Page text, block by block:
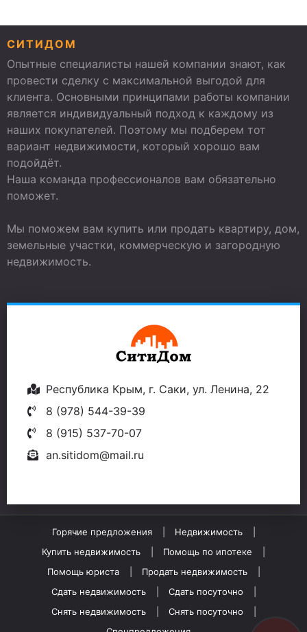
СИТИДОМ
Опытные специалисты нашей компании знают, как
провести сделку с максимальной выгодой для
клиента. Основными принципами работы компании
является индивидуальный подход к каждому из
наших покупателей. Поэтому мы подберем тот
вариант недвижимости, который хорошо вам
подойдёт.
Наша команда профессионалов вам обязательно
поможет.
Мы поможем вам купить или продать квартиру, дом,
земельные участки, коммерческую и загородную
недвижимость.
Республика Крым, г. Саки, ул. Ленина, 22
8 (978) 544-39-39
8 (915) 537-70-07
an.sitidom@mail.ru
Горячие предложения
Недвижимость
Купить недвижимость
Помощь по ипотеке
Помощь юриста
Продать недвижимость
Сдать недвижимость
Сдать посуточно
Снять недвижимость
Снять посуточно